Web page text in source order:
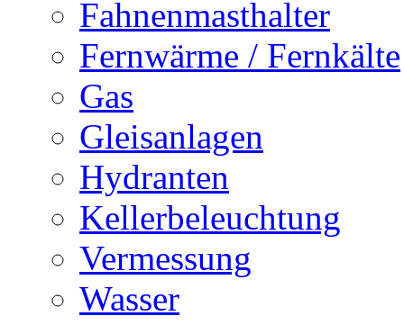
Fahnenmasthalter
Fernwärme / Fernkälte
Gas
Gleisanlagen
Hydranten
Kellerbeleuchtung
Vermessung
Wasser